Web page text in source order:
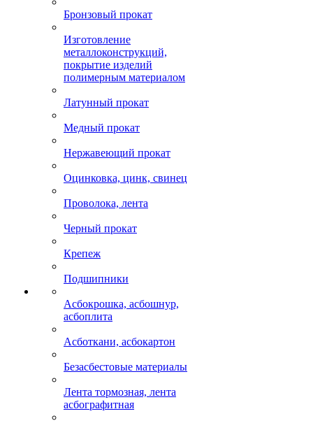
Бронзовый прокат
Изготовление
металлоконструкций,
покрытие изделий
полимерным материалом
Латунный прокат
Медный прокат
Нержавеющий прокат
Оцинковка, цинк, свинец
Проволока, лента
Черный прокат
Крепеж
Подшипники
Асбокрошка, асбошнур,
асбоплита
Асботкани, асбокартон
Безасбестовые материалы
Лента тормозная, лента
асбографитная